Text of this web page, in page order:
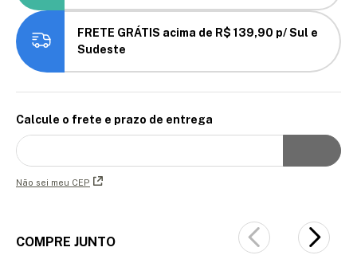
FRETE GRÁTIS acima de R$ 139,90 p/ Sul e
Sudeste
Calcule o frete e prazo de entrega
Não sei meu CEP
COMPRE JUNTO